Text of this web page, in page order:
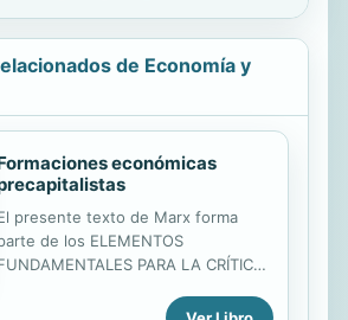
de Economía y
económicas
presente texto de Marx forma
de los ELEMENTOS
PARA LA CRÍTICA
edición en español hemos publicado